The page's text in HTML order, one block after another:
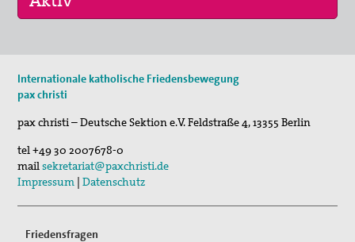
„Menschen der Gewaltfreiheit – erinnert in Ze…
Roter Faden Frieden-Generationsübergreifende …
Internationale katholische Friedensbewegung
pax christi
pax christi – Deutsche Sektion e.V.Feldstraße 4,13355 Berlin
tel+49 30 2007678-0
mailsekretariat@paxchristi.de
Impressum |Datenschutz
Friedensfragen